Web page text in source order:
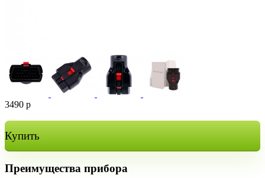
3490 р
Купить
Преимущества прибора